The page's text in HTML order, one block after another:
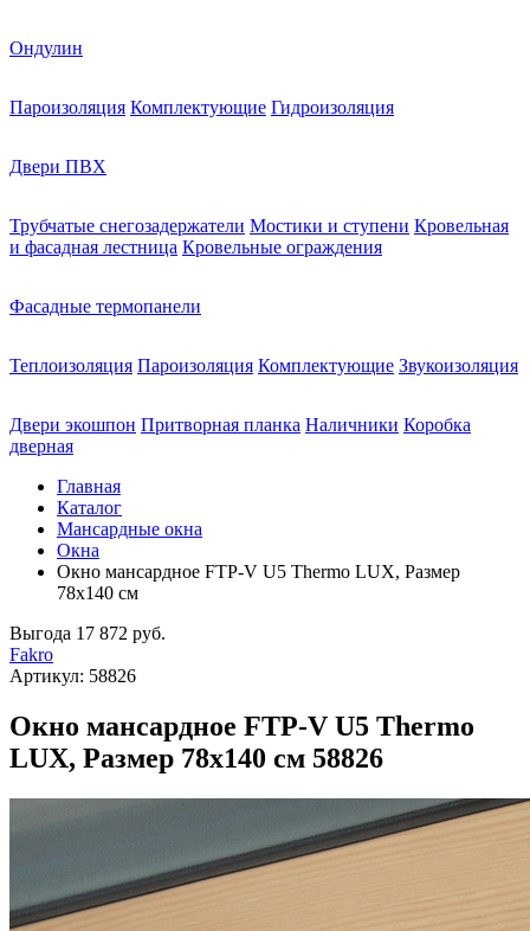
Ондулин
Пароизоляция Комплектующие Гидроизоляция
Двери ПВХ
Трубчатые снегозадержатели Мостики и ступени Кровельная
и фасадная лестница Кровельные ограждения
Фасадные термопанели
Теплоизоляция Пароизоляция Комплектующие Звукоизоляция
Двери экошпон Притворная планка Наличники Коробка
дверная
Главная
Каталог
Мансардные окна
Окна
Окно мансардное FTP-V U5 Thermo LUX, Размер
78х140 см
Выгода 17 872 руб.
Fakro
Артикул: 58826
Окно мансардное FTP-V U5 Thermo
LUX, Размер 78х140 см 58826